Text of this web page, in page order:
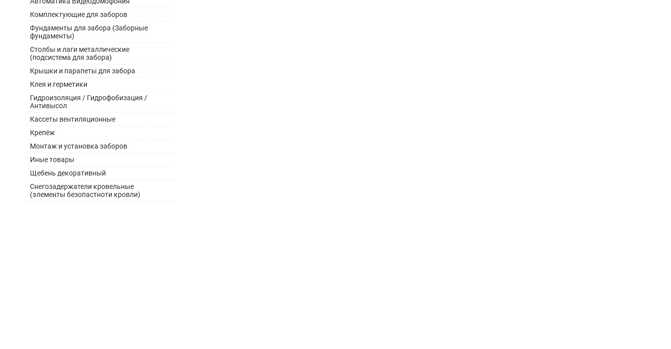
Комплектующие для заборов
Фундаменты для забора (Заборные
фундаменты)
Столбы и лаги металлические
(подсистема для забора)
Крышки и парапеты для забора
Клея и герметики
Гидроизоляция / Гидрофобизация /
Антивысол
Кассеты вентиляционные
Крепёж
Монтаж и установка заборов
Иные товары
Щебень декоративный
Снегозадержатели кровельные
(элементы безопастноти кровли)